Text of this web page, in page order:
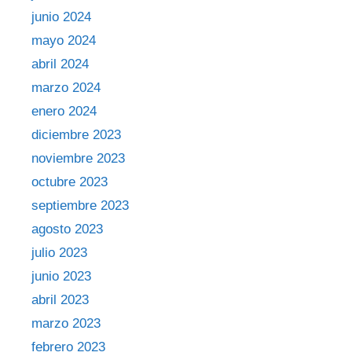
junio 2024
mayo 2024
abril 2024
marzo 2024
enero 2024
diciembre 2023
noviembre 2023
octubre 2023
septiembre 2023
agosto 2023
julio 2023
junio 2023
abril 2023
marzo 2023
febrero 2023